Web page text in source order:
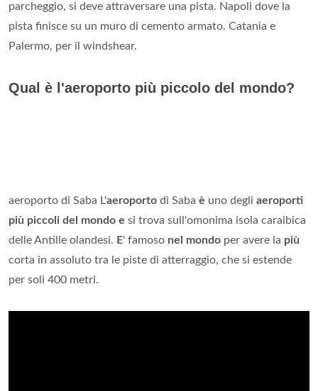
parcheggio, si deve attraversare una pista. Napoli dove la
pista finisce su un muro di cemento armato. Catania e
Palermo, per il windshear.
Qual è l'aeroporto più piccolo del mondo?
aeroporto di Saba L'aeroporto di Saba è uno degli aeroporti
più piccoli del mondo e si trova sull'omonima isola caraibica
delle Antille olandesi. E' famoso nel mondo per avere la più
corta in assoluto tra le piste di atterraggio, che si estende
per soli 400 metri.